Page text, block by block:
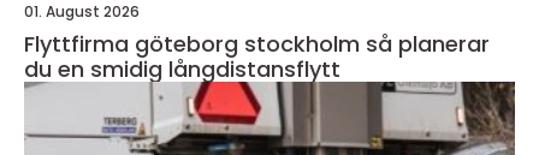
01. August 2026
Flyttfirma göteborg stockholm så planerar
du en smidig långdistansflytt